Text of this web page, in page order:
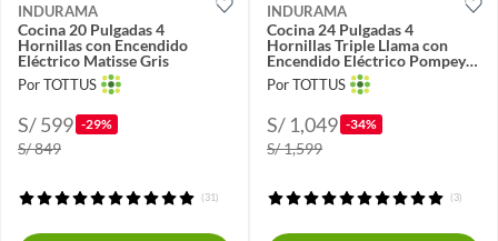
INDURAMA
Cocina 20 Pulgadas 4
Hornillas con Encendido
Eléctrico Matisse Gris
Por TOTTUS
S/ 599 -29%
S/ 849
(31)
INDURAMA
Cocina 24 Pulgadas 4
Hornillas Triple Llama con
Encendido Eléctrico Pompeya
Negro
Por TOTTUS
S/ 1,049 -34%
S/ 1,599
(3)